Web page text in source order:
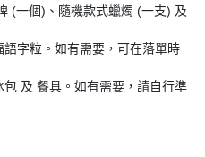
(一個)、隨機款式蠟燭 (一支) 及
字粒。如有需要，可在落單時
及 餐具。如有需要，請自行準